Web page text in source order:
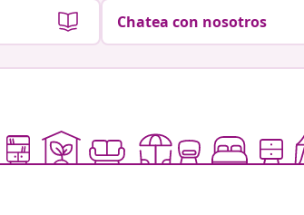
Chatea con nosotros